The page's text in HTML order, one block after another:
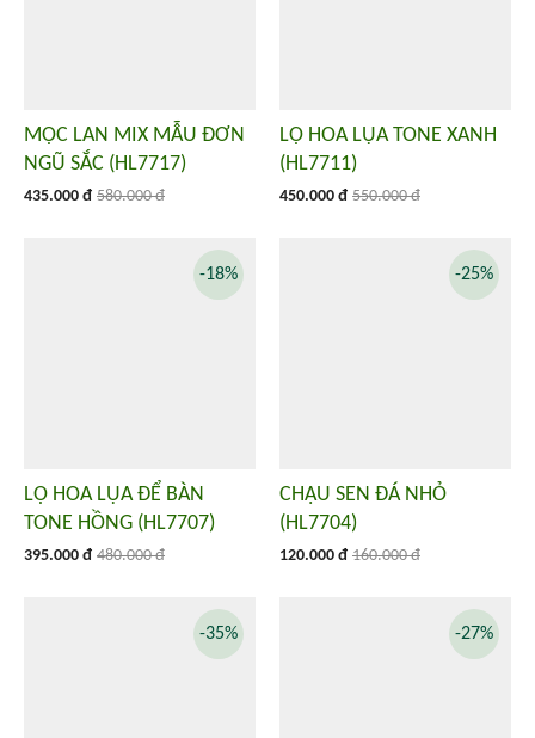
MỘC LAN MIX MẪU ĐƠN
NGŨ SẮC (HL7717)
435.000 đ 580.000 đ
LỌ HOA LỤA TONE XANH
(HL7711)
450.000 đ 550.000 đ
LỌ HOA LỤA ĐỂ BÀN
TONE HỒNG (HL7707)
395.000 đ 480.000 đ
-18%
CHẬU SEN ĐÁ NHỎ
(HL7704)
120.000 đ 160.000 đ
-25%
-35% -27%